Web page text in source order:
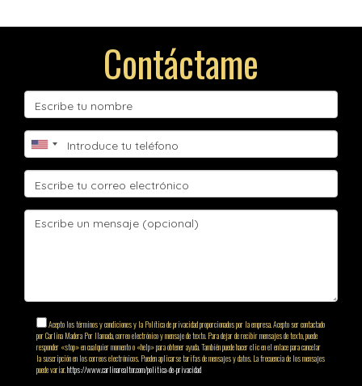
Contáctame
Acepto los términos y condiciones y la Política de privacidad proporcionados por la empresa. Acepto ser contactado
por Carlina Madera Por llamada, correo electrónico y mensaje de texto. Para dejar de recibir mensajes de texto, puede
responder «stop» en cualquier momento o «help» para obtener ayuda. También puede hacer clic en el enlace para cancelar
la suscripción en los correos electrónicos. Pueden aplicarse tarifas de mensajes y datos. La frecuencia de los mensajes
puede variar.https://www.carlinarealtor.com/politica-de-privacidad